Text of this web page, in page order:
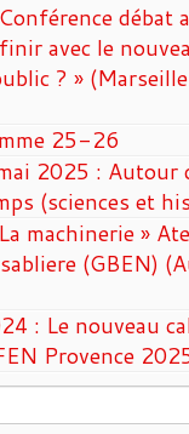
débat
avec le
? »
25-26
2025 : Autour
(sciences et
machinerie »
(GBEN)
: Le nouveau
Provence